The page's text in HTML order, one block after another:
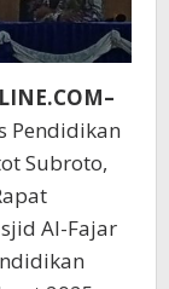
Pendidikan
Subroto,
Al-Fajar